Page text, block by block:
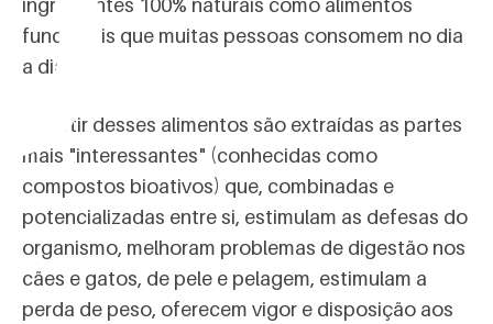
ingredientes 100% naturais como alimentos
funcionais que muitas pessoas consomem no dia
a dia.
A partir desses alimentos são extraídas as partes
mais "interessantes" (conhecidas como
compostos bioativos) que, combinadas e
potencializadas entre si, estimulam as defesas do
organismo, melhoram problemas de digestão nos
cães e gatos, de pele e pelagem, estimulam a
perda de peso, oferecem vigor e disposição aos